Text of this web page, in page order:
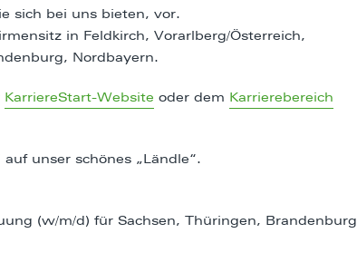
sich bei uns bieten, vor.
in Feldkirch, Vorarlberg/Österreich,
Nordbayern.
KarriereStart-Website oder dem
Karrierebereich
unser schönes „Ländle“.
(w/m/d) für Sachsen, Thüringen, Brandenburg